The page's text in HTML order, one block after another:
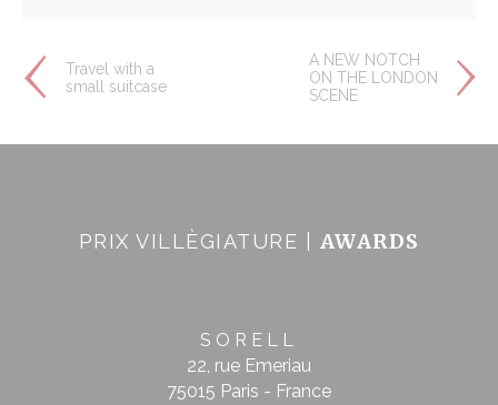
Travel with a
small suitcase
A NEW NOTCH
ON THE LONDON
SCENE
PRIX VILLÈGIATURE | AWARDS
SORELL
22, rue Emeriau
75015 Paris - France